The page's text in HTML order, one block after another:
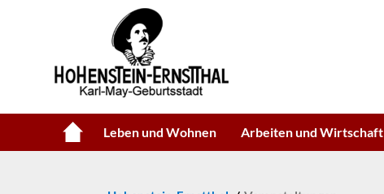
Leben und Wohnen Arbeiten und Wirtschaft